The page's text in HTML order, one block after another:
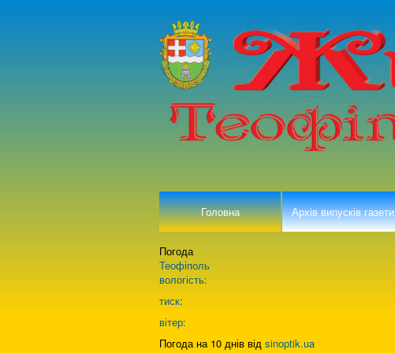
Головна Архів випусків газети
Погода
Теофіполь
вологість:
тиск:
вітер:
Погода на 10 днів від sinoptik.ua